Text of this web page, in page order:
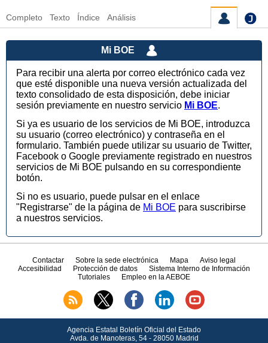
Completo Texto Índice Análisis
Mi BOE
Para recibir una alerta por correo electrónico cada vez
que esté disponible una nueva versión actualizada del
texto consolidado de esta disposición, debe iniciar
sesión previamente en nuestro servicio Mi BOE.
Si ya es usuario de los servicios de Mi BOE, introduzca
su usuario (correo electrónico) y contraseña en el
formulario. También puede utilizar su usuario de Twitter,
Facebook o Google previamente registrado en nuestros
servicios de Mi BOE pulsando en su correspondiente
botón.
Si no es usuario, puede pulsar en el enlace
"Registrarse" de la página de Mi BOE para suscribirse
a nuestros servicios.
Contactar Sobre la sede electrónica Mapa
Aviso legal
Accesibilidad
Protección de datos
Sistema Interno de Información
Tutoriales
Empleo en la AEBOE
Agencia Estatal Boletín Oficial del Estado
Avda. de Manoteras, 54 - 28050 Madrid